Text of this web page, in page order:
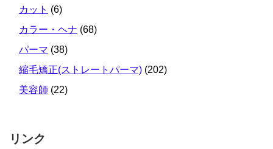
カット (6)
カラー・ヘナ (68)
パーマ (38)
縮毛矯正(ストレートパーマ) (202)
美容師 (22)
リンク